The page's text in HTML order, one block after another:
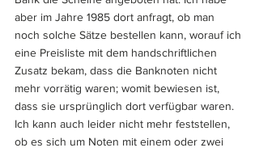
aber im Jahre 1985 dort anfragt, ob man
noch solche Sätze bestellen kann, worauf ich
eine Preisliste mit dem handschriftlichen
Zusatz bekam, dass die Banknoten nicht
mehr vorrätig waren; womit bewiesen ist,
dass sie ursprünglich dort verfügbar waren.
Ich kann auch leider nicht mehr feststellen,
ob es sich um Noten mit einem oder zwei